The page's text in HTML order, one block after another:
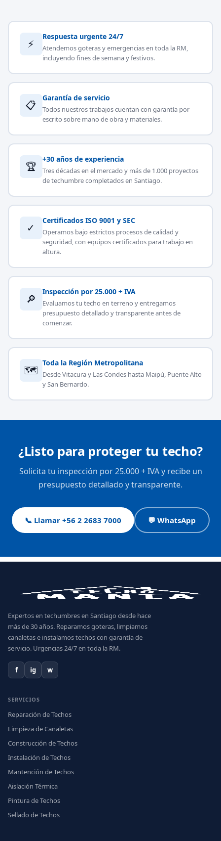
⚡
Respuesta urgente 24/7
Atendemos goteras y emergencias en toda la RM,
incluyendo fines de semana y festivos.
📋
Garantía de servicio
Todos nuestros trabajos cuentan con garantía por
escrito sobre mano de obra y materiales.
🏆
+30 años de experiencia
Tres décadas en el mercado y más de 1.000 proyectos
de techumbre completados en Santiago.
✓
Certificados ISO 9001 y SEC
Operamos bajo estrictos procesos de calidad y
seguridad, con equipos certificados para trabajo en
altura.
🔎
Inspección por 25.000 + IVA
Evaluamos tu techo en terreno y entregamos
presupuesto detallado y transparente antes de
comenzar.
🗺
Toda la Región Metropolitana
Desde Vitacura y Las Condes hasta Maipú, Puente Alto
y San Bernardo.
¿Listo para proteger tu techo?
Solicita tu inspección por 25.000 + IVA y recibe un
presupuesto detallado y transparente.
📞 Llamar +56 2 2683 7000 💬 WhatsApp
Expertos en techumbres en Santiago desde hace
más de 30 años. Reparamos goteras, limpiamos
canaletas e instalamos techos con garantía de
servicio. Urgencias 24/7 en toda la RM.
f ig w
SERVICIOS
Reparación de Techos
Limpieza de Canaletas
Construcción de Techos
Instalación de Techos
Mantención de Techos
Aislación Térmica
Pintura de Techos
Sellado de Techos